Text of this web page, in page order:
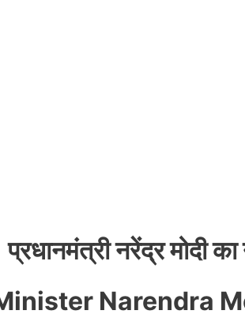
प्रधानमंत्री नरेंद्र मोदी
Narendra